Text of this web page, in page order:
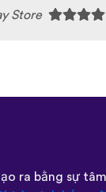
Store
ra bằng sự